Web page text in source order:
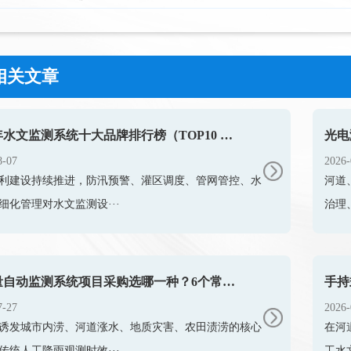
关文章
2026年水文监测系统十大品牌排行榜（TOP10 权威盘点）
07
建设持续推进，防汛预警、灌区调度、管网管控、水
化管理对水文监测设···
河道
治理
降雨量自动监测系统项目采购选哪一种？6个常见问题一篇搞懂
27
发城市内涝、河道涨水、地质灾害、农田渍涝的核心
在河